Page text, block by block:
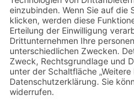
für deinen Erfolg im
Effiziente
Lagerstrategien
Trennungen ohne
Vermögen und Ihre